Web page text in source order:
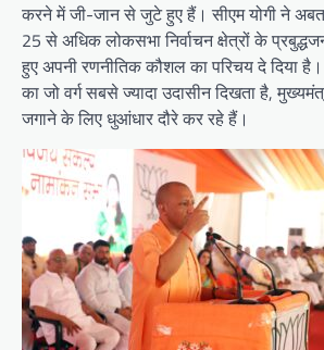
करने में जी-जान से जुटे हुए हैं। सीएम योगी ने
25 से अधिक लोकसभा निर्वाचन क्षेत्रों के
हुए अपनी रणनीतिक कौशल का परिचय दे दिया
का जो वर्ग सबसे ज्यादा उदासीन दिखता है,
जगाने के लिए धुआंधार दौरे कर रहे हैं।